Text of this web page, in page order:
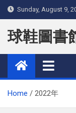
Skip
to
content
Sunday, August 9,
球鞋圖書
Home 2022年